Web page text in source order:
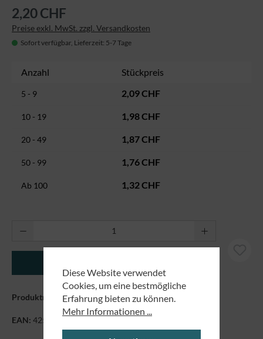
2,20 CHF
Preise exkl. MwSt. zzgl. Versandkosten
Sofort verfügbar, Lieferzeit: 5-7 Tage
Anzahl Stückpreis
5 - 9 2,09 CHF
10 - 19 1,98 CHF
20 - 49 1,87 CHF
50 - 99 1,76 CHF
Ab 100 1,32 CHF
Produkt Anzahl: Gib den gewünschten
Produktnummer:8989695
EAN: 4250479864498
Diese Website verwendet
Cookies, um eine bestmögliche
Erfahrung bieten zu können.
Mehr Informationen ...